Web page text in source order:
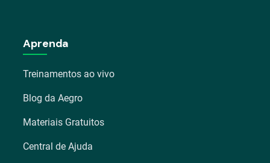
Aprenda
Treinamentos ao vivo
Blog da Aegro
Materiais Gratuitos
Central de Ajuda